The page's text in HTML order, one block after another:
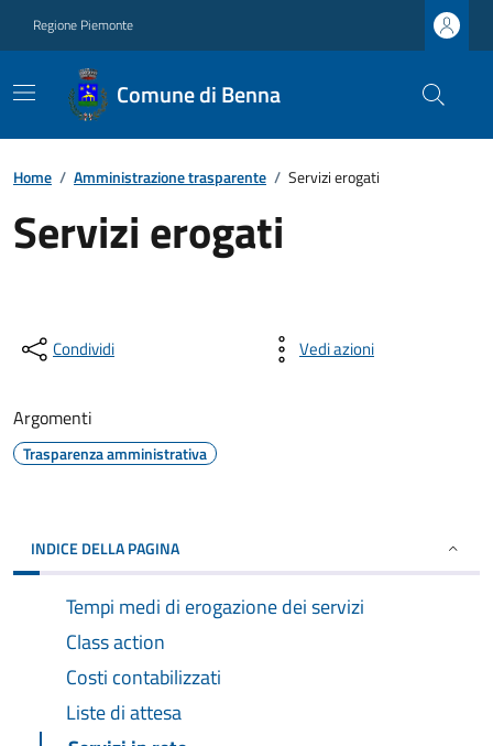
Regione Piemonte
Comune di Benna
Home / Amministrazione trasparente / Servizi erogati
Servizi erogati
Condividi Vedi azioni
Argomenti
Trasparenza amministrativa
INDICE DELLA PAGINA
Tempi medi di erogazione dei servizi
Class action
Costi contabilizzati
Liste di attesa